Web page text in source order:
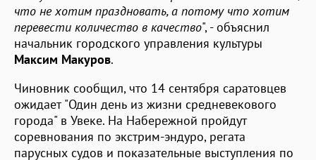
что не хотим праздновать, а потому что хотим
перевести количество в качество", - объяснил
начальник городского управления культуры
Максим Макуров.
Чиновник сообщил, что 14 сентября саратовцев
ожидает "Один день из жизни средневекового
города" в Увеке. На Набережной пройдут
соревнования по экстрим-эндуро, регата
парусных судов и показательные выступления по